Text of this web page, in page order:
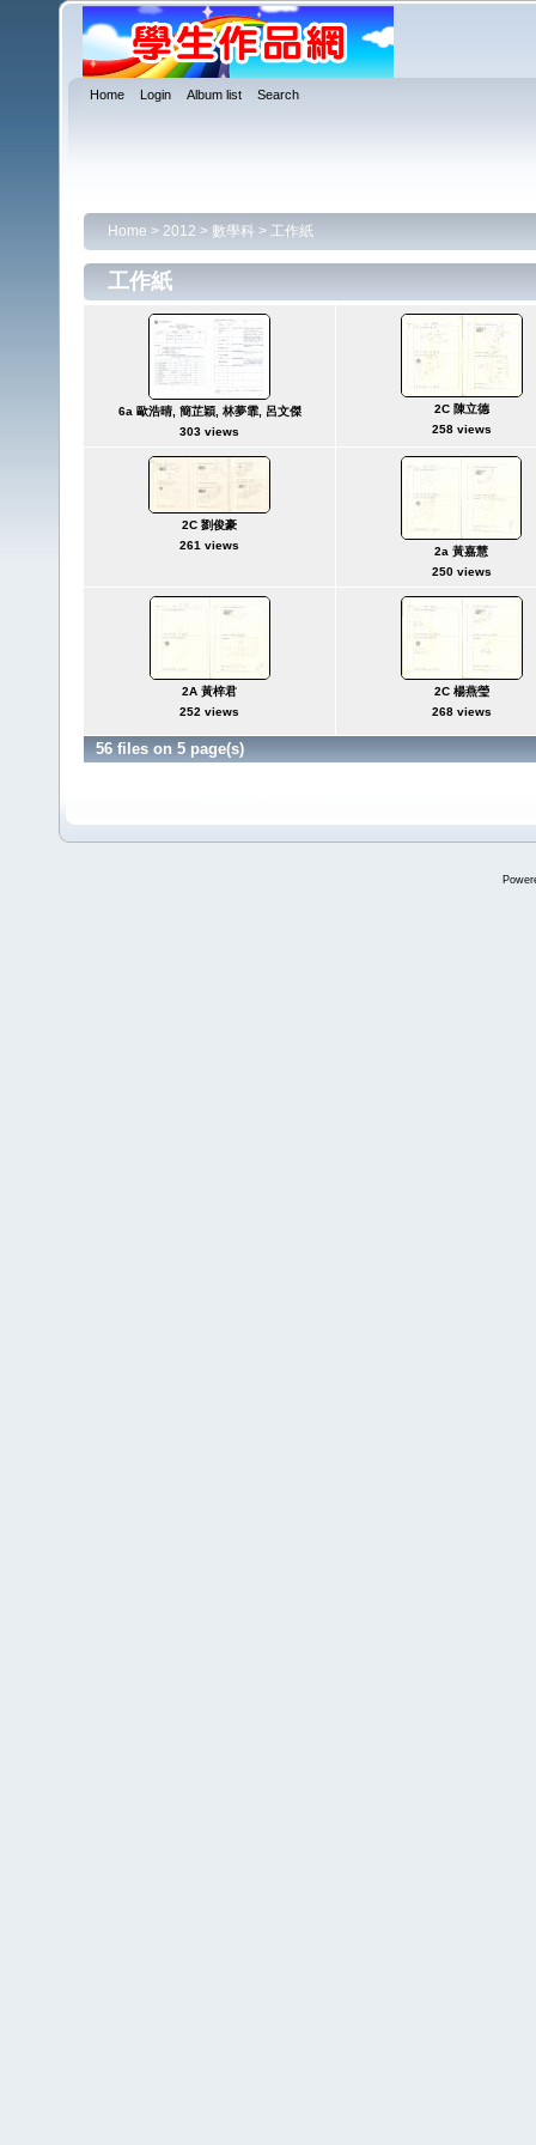
Home Login Album list Search
Home > 2012 > 數學科 > 工作紙
工作紙
6a 歐浩晴, 簡芷穎, 林夢霏, 呂文傑
303 views
2C 陳立德
258 views
2C 劉俊豪
261 views
2a 黃嘉慧
250 views
2A 黃梓君
252 views
2C 楊燕瑩
268 views
56 files on 5 page(s)